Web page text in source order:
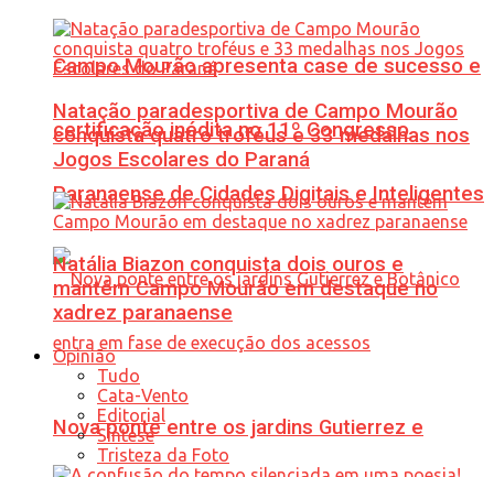
Campo Mourão apresenta case de sucesso e
certificação inédita no 11º Congresso
Paranaense de Cidades Digitais e Inteligentes
Nova ponte entre os jardins Gutierrez e
Natação paradesportiva de Campo Mourão
conquista quatro troféus e 33 medalhas nos
Jogos Escolares do Paraná
Natália Biazon conquista dois ouros e
mantém Campo Mourão em destaque no
xadrez paranaense
Opinião
Tudo
Cata-Vento
Editorial
Síntese
Tristeza da Foto